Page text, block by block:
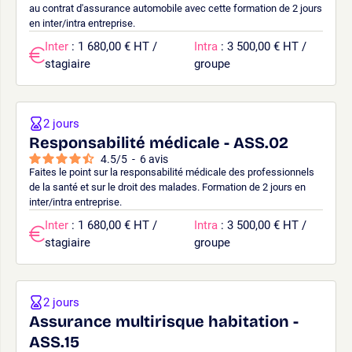
au contrat d'assurance automobile avec cette formation de 2 jours
en inter/intra entreprise.
Inter : 1 680,00 € HT /
stagiaire
Intra : 3 500,00 € HT /
groupe
Responsabilité médicale - ASS.02
4.5/5 - 6avis
Faites le point sur la responsabilité médicale des professionnels
de la santé et sur le droit des malades. Formation de 2 jours en
inter/intra entreprise.
2 jours
Inter : 1 680,00 € HT /
stagiaire
Intra : 3 500,00 € HT /
groupe
Assurance multirisque habitation -
ASS.15
2 jours